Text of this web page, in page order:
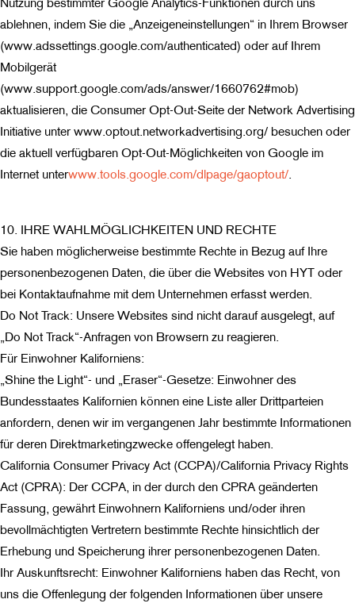
ablehnen, indem Sie die „Anzeigeneinstellungen“ in Ihrem Browser
(www.adssettings.google.com/authenticated) oder auf Ihrem
Mobilgerät
(www.support.google.com/ads/answer/1660762#mob)
aktualisieren, die Consumer Opt-Out-Seite der Network Advertising
Initiative unter www.optout.networkadvertising.org/ besuchen oder
die aktuell verfügbaren Opt-Out-Möglichkeiten von Google im
Internet unterwww.tools.google.com/dlpage/gaoptout/.
10. IHRE WAHLMÖGLICHKEITEN UND RECHTE
Sie haben möglicherweise bestimmte Rechte in Bezug auf Ihre
personenbezogenen Daten, die über die Websites von HYT oder
bei Kontaktaufnahme mit dem Unternehmen erfasst werden.
Do Not Track: Unsere Websites sind nicht darauf ausgelegt, auf
„Do Not Track“-Anfragen von Browsern zu reagieren.
Für Einwohner Kaliforniens:
„Shine the Light“- und „Eraser“-Gesetze: Einwohner des
Bundesstaates Kalifornien können eine Liste aller Drittparteien
anfordern, denen wir im vergangenen Jahr bestimmte Informationen
für deren Direktmarketingzwecke offengelegt haben.
California Consumer Privacy Act (CCPA)/California Privacy Rights
Act (CPRA): Der CCPA, in der durch den CPRA geänderten
Fassung, gewährt Einwohnern Kaliforniens und/oder ihren
bevollmächtigten Vertretern bestimmte Rechte hinsichtlich der
Erhebung und Speicherung ihrer personenbezogenen Daten.
Ihr Auskunftsrecht: Einwohner Kaliforniens haben das Recht, von
uns die Offenlegung der folgenden Informationen über unsere